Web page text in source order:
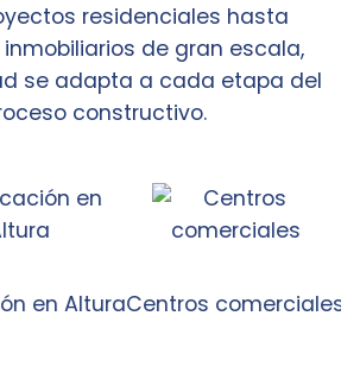
residenciales hasta
de gran escala,
se adapta a cada etapa del
constructivo.
AlturaCentros comerciales